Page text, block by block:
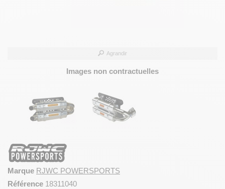
Agrandir
Images non contractuelles
Marque RJWC POWERSPORTS
Référence 18311040